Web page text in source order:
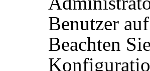
Benutzer
Beachten